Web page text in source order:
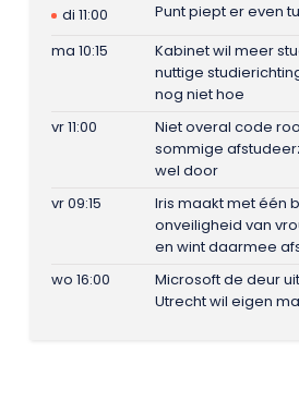
di 11:00
Punt piept er even
ma 10:15
Kabinet wil meer
nuttige
nog niet hoe
vr 11:00
Niet overal code
sommige
wel door
vr 09:15
Iris maakt met één
onveiligheid van
en wint daarmee
wo 16:00
Microsoft de deur
Utrecht wil eigen